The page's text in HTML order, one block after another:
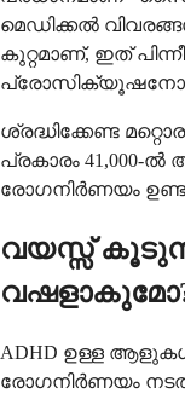
മെഡിക്കൽ
കുറ്റമാണ്, ഇത്
പ്രോസിക്യൂഷനോ
ശ്രദ്ധിക്കേണ്ട
പ്രകാരം 41,000-
രോഗനിർണയം
വയസ്സ്
ADHD ഉള്ള
രോഗനിർണയം